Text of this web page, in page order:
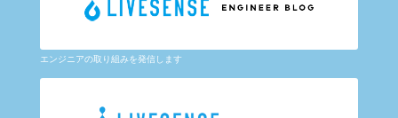
エンジニアの取り組みを発信します